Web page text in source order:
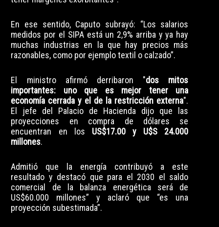
En ese sentido, Caputo subrayó: “Los salarios
medidos por el SIPA está un 2,9% arriba y ya hay
muchas industrias en la que hay precios más
razonables, como por ejemplo textil o calzado”.
El ministro afirmó derribaron "dos mitos
importantes: uno que es mejor tener una
economía cerrada y el de la restricción externa".
El jefe del Palacio de Hacienda dijo que las
proyecciones en compra de dólares se
encuentran en los US$17.00 y U$S 24.000
millones.
Admitió que la energía contribuyó a este
resultado y destacó que para el 2030 el saldo
comercial de la balanza energética será de
US$60.000 millones” y aclaró que “es una
proyección subestimada”.